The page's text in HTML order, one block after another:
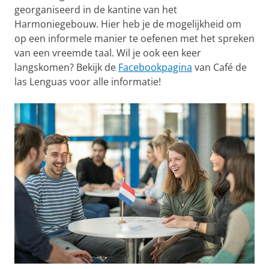
georganiseerd in de kantine van het
Harmoniegebouw. Hier heb je de mogelijkheid om
op een informele manier te oefenen met het spreken
van een vreemde taal. Wil je ook een keer
langskomen? Bekijk de Facebookpagina van Café de
las Lenguas voor alle informatie!